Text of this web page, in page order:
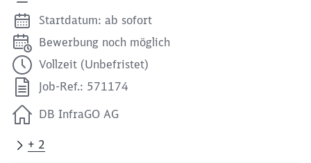
Startdatum: ab sofort
Bewerbung noch möglich
Vollzeit (Unbefristet)
Job-Ref.: 571174
DB InfraGO AG
+ 2